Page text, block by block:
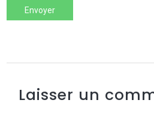
Envoyer
Laisser un